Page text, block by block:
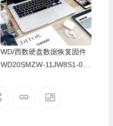
WD/西数硬盘数据恢复固件
WD20SMZW-11JW8S1-01.